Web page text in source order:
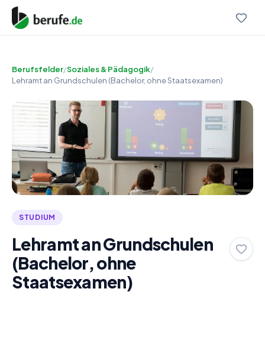
Berufsfelder/Soziales & Pädagogik/
Lehramt an Grundschulen (Bachelor, ohne Staatsexamen)
STUDIUM
Lehramt an Grundschulen
(Bachelor, ohne
Staatsexamen)